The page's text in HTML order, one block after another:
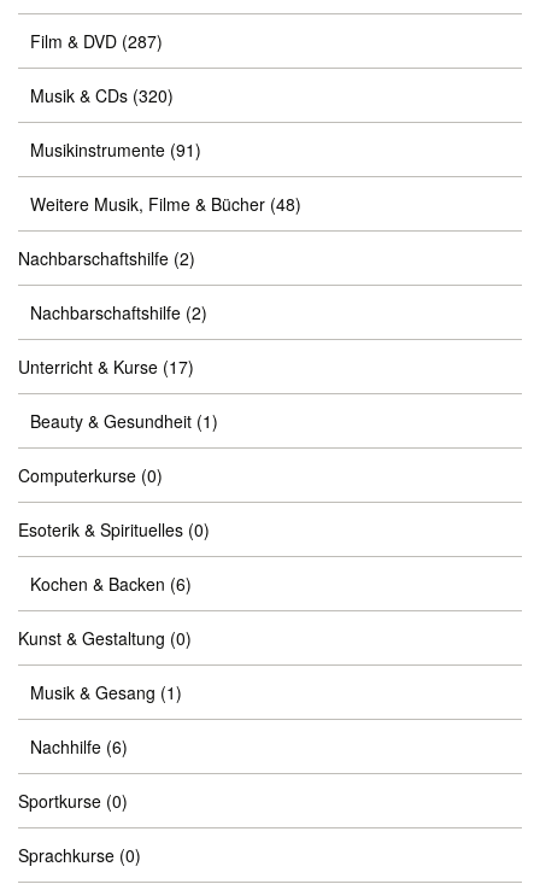
Film & DVD (287)
Musik & CDs (320)
Musikinstrumente (91)
Weitere Musik, Filme & Bücher (48)
Nachbarschaftshilfe (2)
Nachbarschaftshilfe (2)
Unterricht & Kurse (17)
Beauty & Gesundheit (1)
Computerkurse (0)
Esoterik & Spirituelles (0)
Kochen & Backen (6)
Kunst & Gestaltung (0)
Musik & Gesang (1)
Nachhilfe (6)
Sportkurse (0)
Sprachkurse (0)